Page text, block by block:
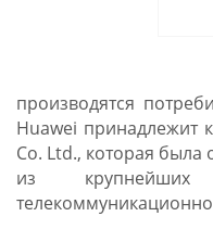
производятся
Huawei принадлежит
Co. Ltd., которая была
из крупнейших